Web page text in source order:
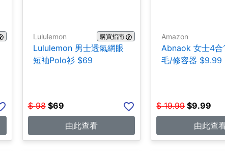
Lululemon 購買指南
Lululemon 男士透氣網眼
短袖Polo衫 $69
$ 98 $69
由此查看
Amazon
Abnaok 女士4合
毛/修容器 $9.99
$ 19.99 $9.99
由此查